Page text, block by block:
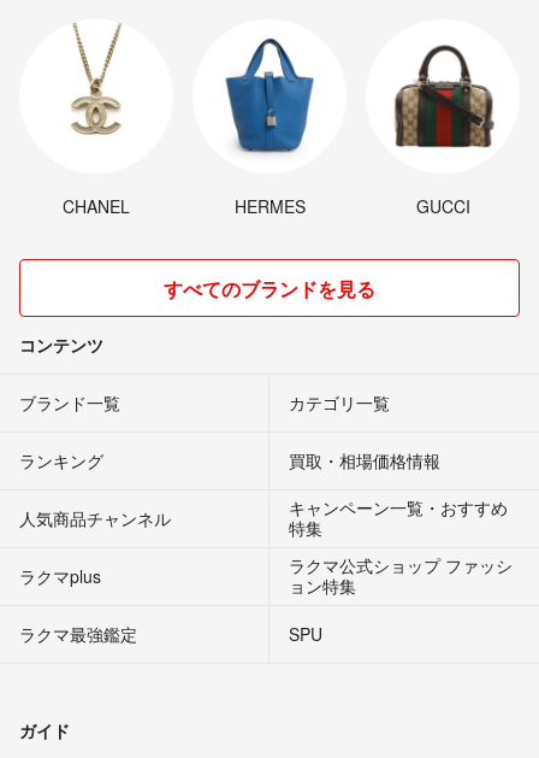
CHANEL HERMES GUCCI
すべてのブランドを見る
コンテンツ
ブランド一覧 カテゴリ一覧
ランキング 買取・相場価格情報
人気商品チャンネル
キャンペーン一覧・おすすめ
特集
ラクマplus
ラクマ公式ショップ ファッシ
ョン特集
ラクマ最強鑑定
SPU
ガイド